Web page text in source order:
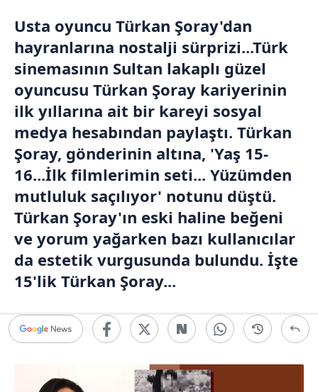
Usta oyuncu Türkan Şoray'dan
hayranlarına nostalji sürprizi...Türk
sinemasının Sultan lakaplı güzel
oyuncusu Türkan Şoray kariyerinin
ilk yıllarına ait bir kareyi sosyal
medya hesabından paylaştı. Türkan
Şoray, gönderinin altına, 'Yaş 15-
16...İlk filmlerimin seti... Yüzümden
mutluluk saçılıyor' notunu düştü.
Türkan Şoray'ın eski haline beğeni
ve yorum yağarken bazı kullanıcılar
da estetik vurgusunda bulundu. İşte
15'lik Türkan Şoray...